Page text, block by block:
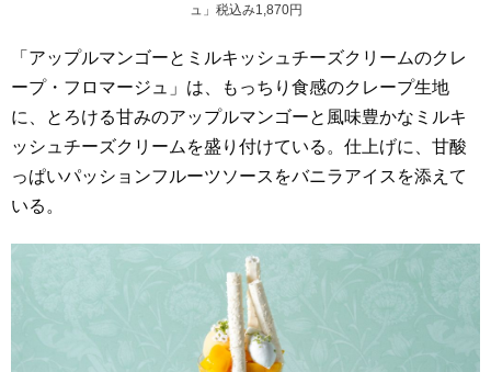
ュ」税込み1,870円
「アップルマンゴーとミルキッシュチーズクリームのクレ
ープ・フロマージュ」は、もっちり食感のクレープ生地
に、とろける甘みのアップルマンゴーと風味豊かなミルキ
ッシュチーズクリームを盛り付けている。仕上げに、甘酸
っぱいパッションフルーツソースをバニラアイスを添えて
いる。